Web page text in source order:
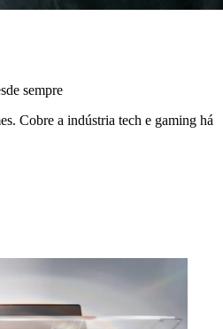
sempre
Cobre a indústria tech e gaming há